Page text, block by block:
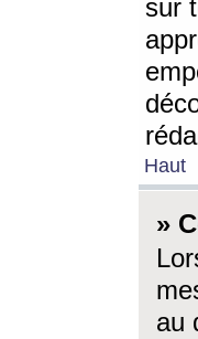
sur
Haut
»
au